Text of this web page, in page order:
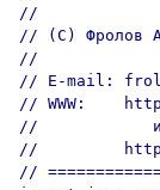
//
// (C) Фролов
//
// E-mail:
// WWW:
//
//
//